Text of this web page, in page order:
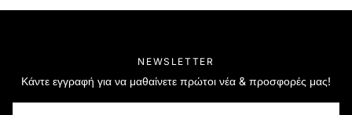
NEWSLETTER
Κάντε εγγραφή για να μαθαίνετε πρώτοι νέα & προσφορές μας!